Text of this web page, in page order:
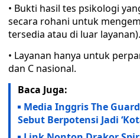
• Bukti hasil tes psikologi
secara rohani untuk
tersedia atau di luar layanan).
• Layanan hanya untuk
dan C nasional.
Baca Juga:
Media Inggris The
Sebut Berpotensi Jadi